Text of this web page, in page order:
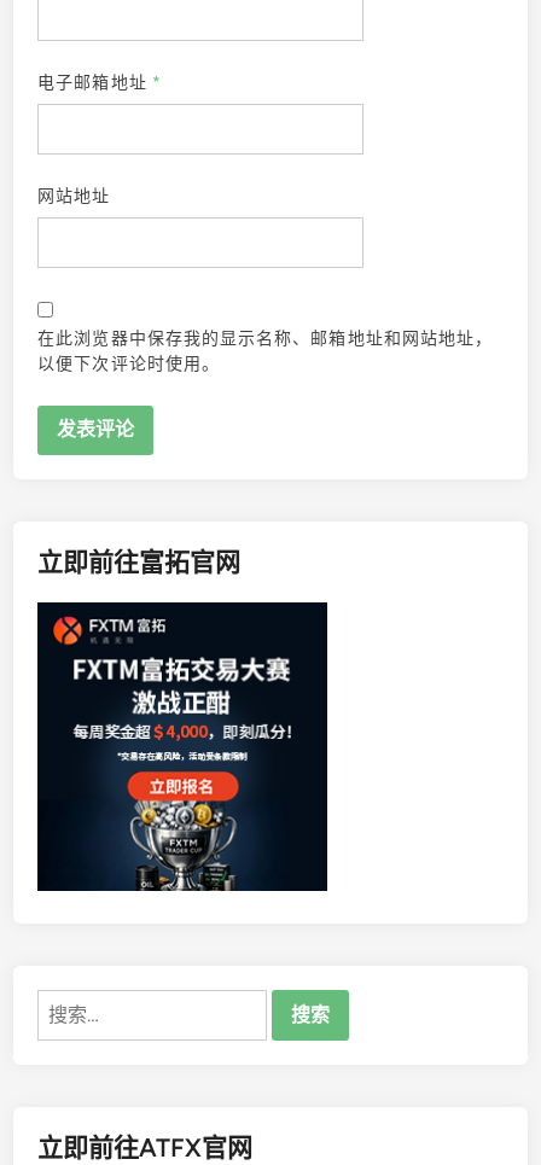
电子邮箱地址 *
网站地址
在此浏览器中保存我的显示名称、邮箱地址和网站地址，
以便下次评论时使用。
立即前往富拓官网
搜
索：
立即前往ATFX官网